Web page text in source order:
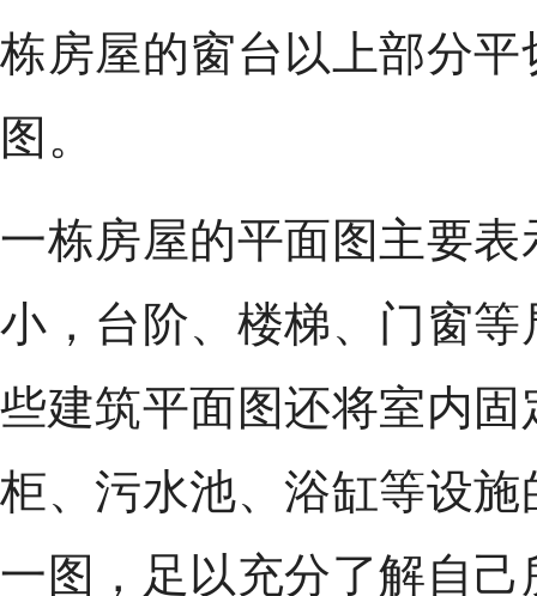
栋房屋的窗台以上部分
图。
一栋房屋的平面图主要
小，台阶、楼梯、门窗
些建筑平面图还将室内
柜、污水池、浴缸等设
一图，足以充分了解自